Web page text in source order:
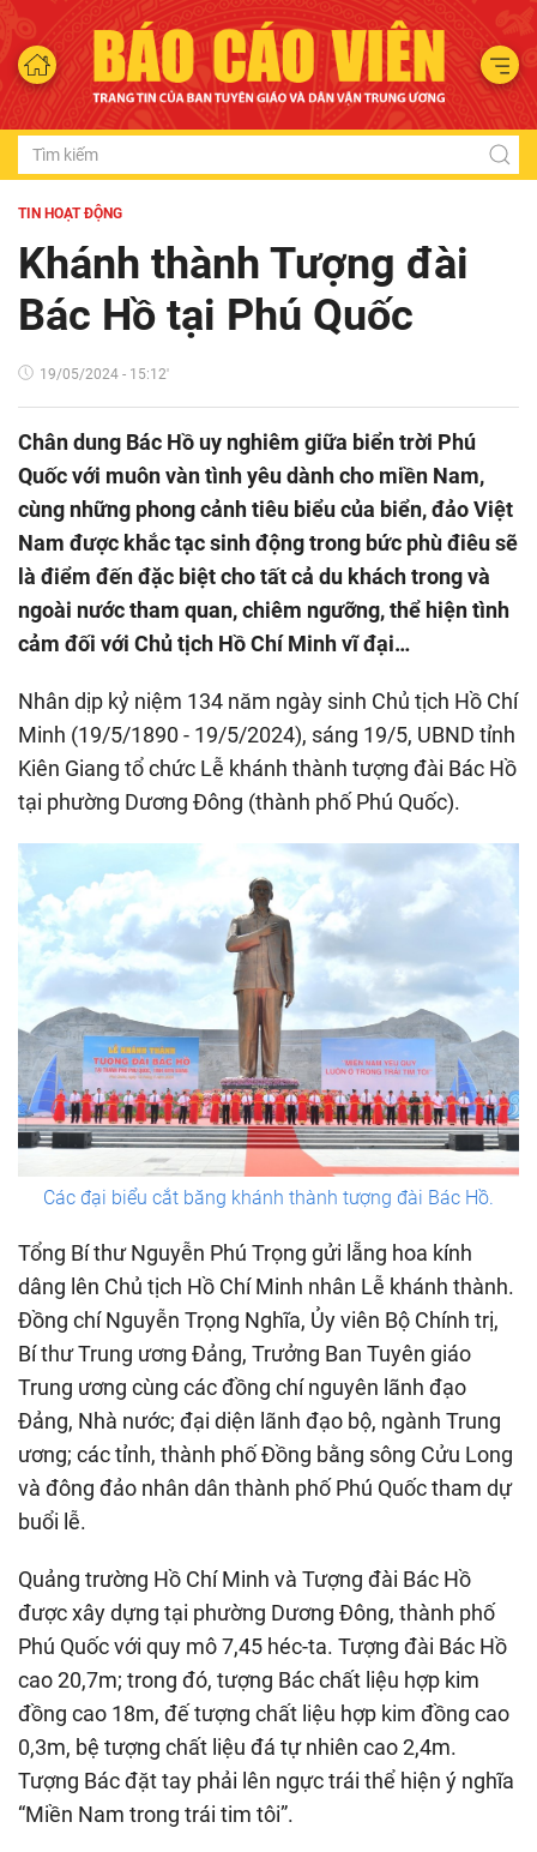
TIN HOẠT ĐỘNG
Khánh thành Tượng đài
Bác Hồ tại Phú Quốc
19/05/2024 - 15:12'
Chân dung Bác Hồ uy nghiêm giữa biển trời Phú
Quốc với muôn vàn tình yêu dành cho miền Nam,
cùng những phong cảnh tiêu biểu của biển, đảo Việt
Nam được khắc tạc sinh động trong bức phù điêu sẽ
là điểm đến đặc biệt cho tất cả du khách trong và
ngoài nước tham quan, chiêm ngưỡng, thể hiện tình
cảm đối với Chủ tịch Hồ Chí Minh vĩ đại…
Nhân dịp kỷ niệm 134 năm ngày sinh Chủ tịch Hồ Chí
Minh (19/5/1890 - 19/5/2024), sáng 19/5, UBND tỉnh
Kiên Giang tổ chức Lễ khánh thành tượng đài Bác Hồ
tại phường Dương Đông (thành phố Phú Quốc).
Các đại biểu cắt băng khánh thành tượng đài Bác Hồ.
Tổng Bí thư Nguyễn Phú Trọng gửi lẵng hoa kính
dâng lên Chủ tịch Hồ Chí Minh nhân Lễ khánh thành.
Đồng chí Nguyễn Trọng Nghĩa, Ủy viên Bộ Chính trị,
Bí thư Trung ương Đảng, Trưởng Ban Tuyên giáo
Trung ương cùng các đồng chí nguyên lãnh đạo
Đảng, Nhà nước; đại diện lãnh đạo bộ, ngành Trung
ương; các tỉnh, thành phố Đồng bằng sông Cửu Long
và đông đảo nhân dân thành phố Phú Quốc tham dự
buổi lễ.
Quảng trường Hồ Chí Minh và Tượng đài Bác Hồ
được xây dựng tại phường Dương Đông, thành phố
Phú Quốc với quy mô 7,45 héc-ta. Tượng đài Bác Hồ
cao 20,7m; trong đó, tượng Bác chất liệu hợp kim
đồng cao 18m, đế tượng chất liệu hợp kim đồng cao
0,3m, bệ tượng chất liệu đá tự nhiên cao 2,4m.
Tượng Bác đặt tay phải lên ngực trái thể hiện ý nghĩa
“Miền Nam trong trái tim tôi”.